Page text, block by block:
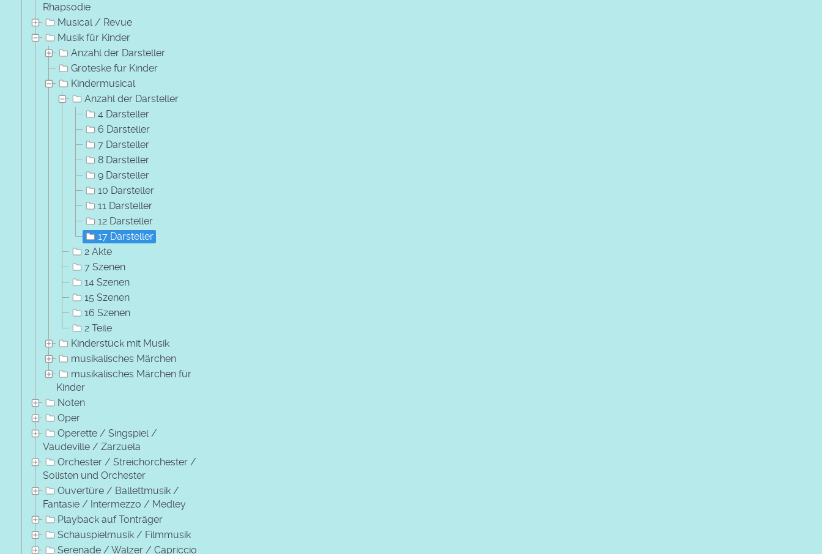
Rhapsodie
Musical / Revue
Musik für Kinder
Anzahl der Darsteller
Groteske für Kinder
Kindermusical
Anzahl der Darsteller
4 Darsteller
6 Darsteller
7 Darsteller
8 Darsteller
9 Darsteller
10 Darsteller
11 Darsteller
12 Darsteller
17 Darsteller
2 Akte
7 Szenen
14 Szenen
15 Szenen
16 Szenen
2 Teile
Kinderstück mit Musik
musikalisches Märchen
musikalisches Märchen für
Kinder
Noten
Oper
Operette / Singspiel /
Vaudeville / Zarzuela
Orchester / Streichorchester /
Solisten und Orchester
Ouvertüre / Ballettmusik /
Fantasie / Intermezzo / Medley
Playback auf Tonträger
Schauspielmusik / Filmmusik
Serenade / Walzer / Capriccio